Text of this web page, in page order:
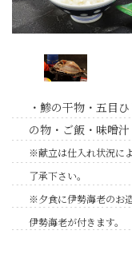
・鯵の干物・五目
の物・ご飯・味噌
※献立は仕入れ状況に
了承下さい。
※夕食に伊勢海老のお
伊勢海老が付きます。